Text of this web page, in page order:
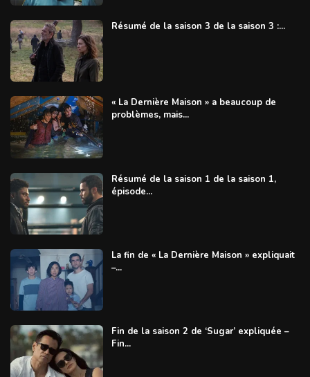
Résumé de la saison 3 de la saison 3 :...
« La Dernière Maison » a beaucoup de
problèmes, mais...
Résumé de la saison 1 de la saison 1,
épisode...
La fin de « La Dernière Maison » expliquait
–...
Fin de la saison 2 de ‘Sugar’ expliquée –
Fin...